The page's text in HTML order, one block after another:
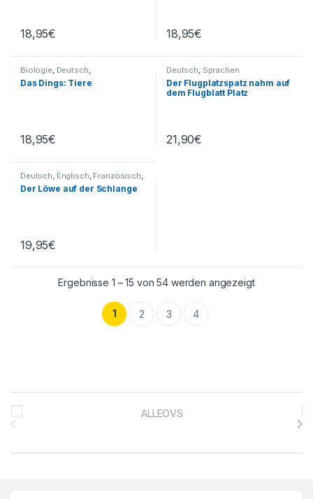
18,95€ 18,95€
Biologie, Deutsch,
Konzentration
Das Dings: Tiere
18,95€
Deutsch, Sprachen
Der Flugplatzspatz nahm auf
dem Flugblatt Platz
21,90€
Deutsch, Englisch, Französisch,
Sprachen
Der Löwe auf der Schlange
19,95€
Ergebnisse 1 – 15 von 54 werden angezeigt
1 2 3 4
Brands Carousel